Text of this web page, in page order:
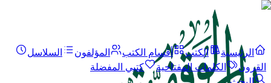
الرئيسية الكتب أقسام الكتب المؤلفون
السلاسل
القرون
الكلمات المفتاحية
كتبي المفضلة